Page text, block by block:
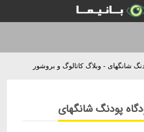
شانگهای - وبلاگ کاتالوگ و بروشور
پودنگ شانگهای